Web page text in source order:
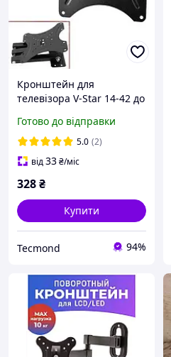
Кронштейн для
телевізора V-Star 14-42 до
стіну з поворотом та
нахилом, кріплення для
ТБ
Готово до відправки
5.0 (2)
від33₴/міс
328₴
Купити
Tecmond 94%